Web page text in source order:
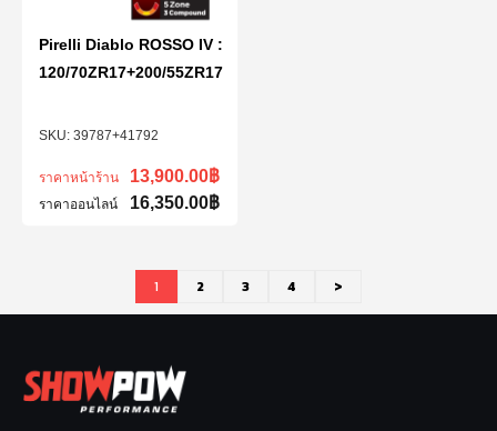
39787+41792
Pirelli Diablo ROSSO IV :
120/70ZR17+200/55ZR17
ราคาหน้าร้าน 13,900.00฿
ราคาออนไลน์ 16,350.00฿
1 2 3 4 >